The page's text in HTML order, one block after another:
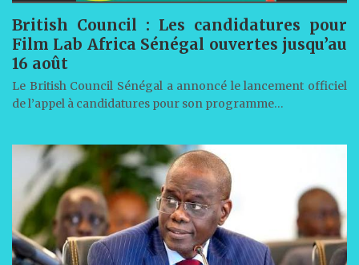
British Council : Les candidatures pour
Film Lab Africa Sénégal ouvertes jusqu’au
16 août
Le British Council Sénégal a annoncé le lancement officiel
de l’appel à candidatures pour son programme…